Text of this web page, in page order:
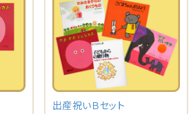
出産祝いＢセット